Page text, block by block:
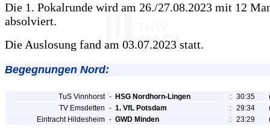
Die 1. Pokalrunde wird am 26./27.08.2023 mit 12
absolviert.
Die Auslosung fand am 03.07.2023 statt.
Begegnungen Nord:
TuS Vinnhorst - HSG Nordhorn-Lingen : 30:35
TV Emsdetten - 1. VfL Potsdam : 29:34
Eintracht Hildesheim - GWD Minden : 23:29